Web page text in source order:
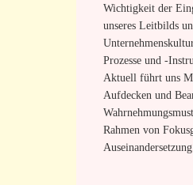
Wichtigkeit der
unseres Leitbilds
Prozesse und -
Aktuell führt uns
Aufdecken und
Rahmen von